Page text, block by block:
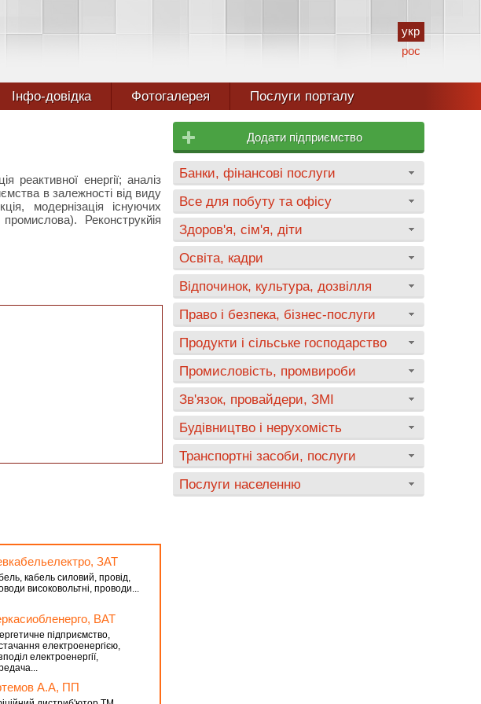
укр
рос
Інфо-довідка Фотогалерея Послуги порталу
реактивної енергії; аналіз
в залежності від виду
модернізація існуючих
Реконструкйія
ЗАТ
кабель силовий, провід,
високовольтні, проводи...
ВАТ
підприємство,
електроенергією,
електроенергії,
А.А, ПП
Додати підприємство
Банки, фінансові послуги
Все для побуту та офісу
Здоров'я, сім'я, діти
Освіта, кадри
Відпочинок, культура, дозвілля
Право і безпека, бізнес-послуги
Продукти і сільське господарство
Промисловість, промвироби
Зв'язок, провайдери, ЗМІ
Будівництво і нерухомість
Транспортні засоби, послуги
Послуги населенню